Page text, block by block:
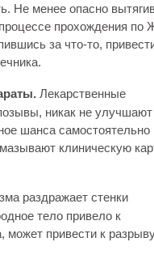
Не менее опасно
прохождения по
за что-то,
Лекарственные
никак не улучшают
шанса самостоятельно
клиническую
раздражает стенки
тело привело к
может привести к